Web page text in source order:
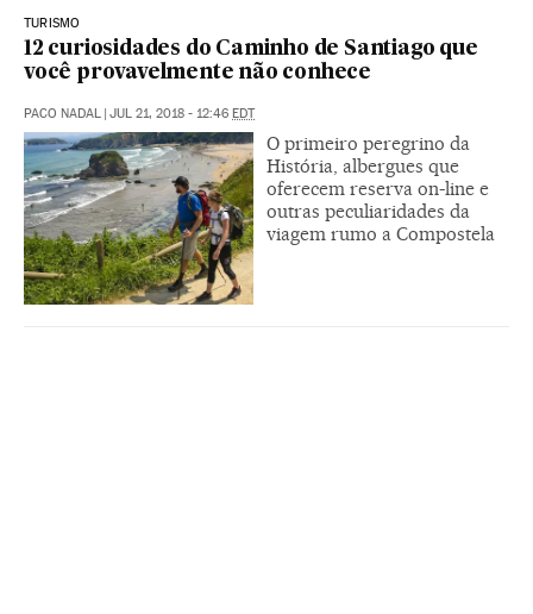
TURISMO
12 curiosidades do Caminho de Santiago que
você provavelmente não conhece
PACO NADAL JUL 21, 2018 - 12:46 EDT
O primeiro peregrino da
História, albergues que
oferecem reserva on-line e
outras peculiaridades da
viagem rumo a Compostela